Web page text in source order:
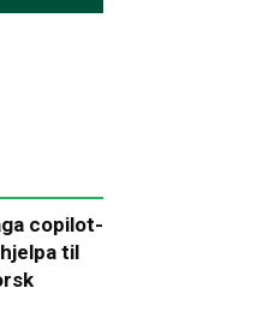
copilot-
til